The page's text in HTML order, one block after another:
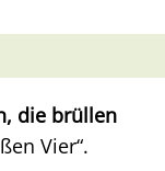
die brüllen
Vier“.